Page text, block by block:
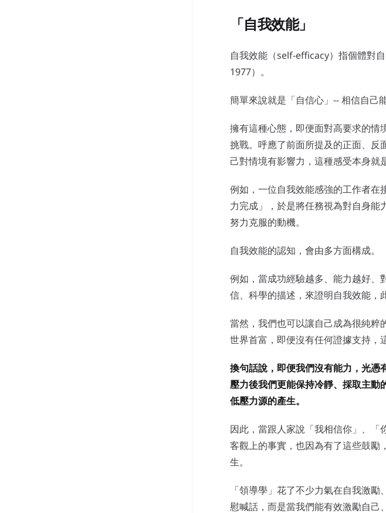
「自我效能」
自我效能（self-efficacy）指個體對
1977）。
簡單來說就是「自信心」-- 相信自己
擁有這種心態，即便面對高要求的情
挑戰。呼應了前面所提及的正面、反
己對情境有影響力，這種感受本身就
例如，一位自我效能感強的工作者在
力完成」，於是將任務視為對自身能
努力克服的動機。
自我效能的認知，會由多方面構成。
例如，當成功經驗越多、能力越好、
信、科學的描述，來證明自我效能，
當然，我們也可以讓自己成為很純粹
世界首富，即便沒有任何證據支持，
換句話說，即便我們沒有能力，光憑
壓力後我們更能保持冷靜、採取主動
低壓力源的產生。
因此，當跟人家說「我相信你」、「
客觀上的事實，也因為有了這些鼓勵
生。
「領導學」花了不少力氣在自我激
慰喊話，而是當我們能有效激勵自己